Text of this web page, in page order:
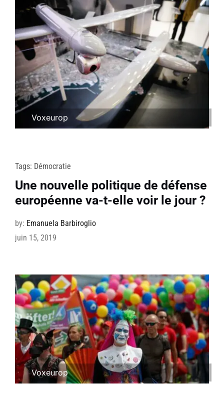
Voxeurop
Tags: Démocratie
Une nouvelle politique de défense
européenne va-t-elle voir le jour ?
by: Emanuela Barbiroglio
juin 15, 2019
Voxeurop